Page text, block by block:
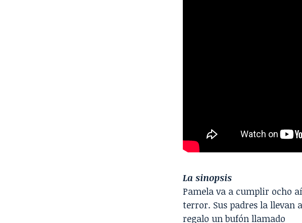
La sinopsis
Pamela va a cumplir ocho
terror. Sus padres la llevan
regalo un bufón llamado